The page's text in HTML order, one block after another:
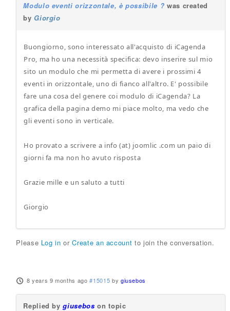
Modulo eventi orizzontale, è possibile ? was created
by Giorgio
Buongiorno, sono interessato all'acquisto di iCagenda
Pro, ma ho una necessità specifica: devo inserire sul mio
sito un modulo che mi permetta di avere i prossimi 4
eventi in orizzontale, uno di fianco all'altro. E' possibile
fare una cosa del genere coi modulo di iCagenda? La
grafica della pagina demo mi piace molto, ma vedo che
gli eventi sono in verticale.
Ho provato a scrivere a info (at) joomlic .com un paio di
giorni fa ma non ho avuto risposta
Grazie mille e un saluto a tutti
Giorgio
Please Log in orCreate an account to join the conversation.
8 years 9 months ago #15015 by giusebos
Replied bygiusebos on topic